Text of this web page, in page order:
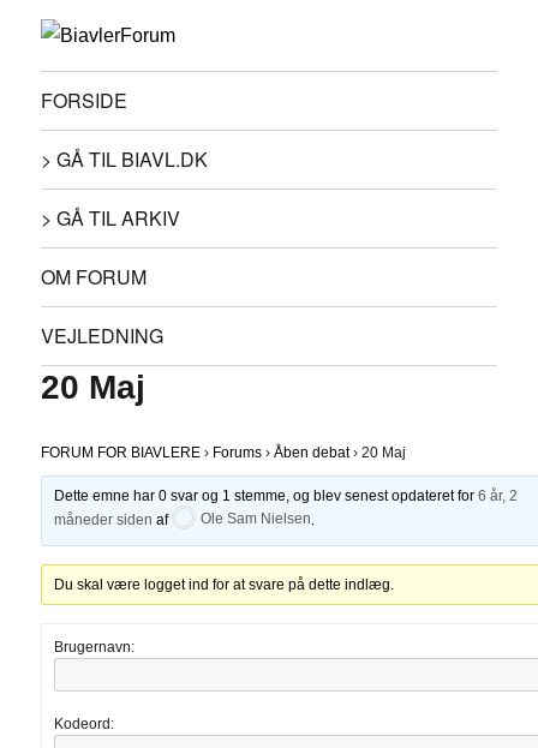
FORSIDE
> GÅ TIL BIAVL.DK
> GÅ TIL ARKIV
OM FORUM
VEJLEDNING
20 Maj
FORUM FOR BIAVLERE › Forums › Åben debat › 20 Maj
Dette emne har 0 svar og 1 stemme, og blev senest opdateret for 6 år, 2
måneder siden af Ole Sam Nielsen
Du skal være logget ind for at svare på dette indlæg.
Brugernavn:
Kodeord: